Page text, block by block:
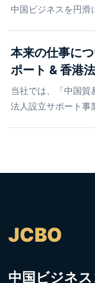
中国ビジネスを円
本来の仕事に
ポート & 香港
当社では、「中国貿
法人設立サポート
JCBO
中国ビジネ